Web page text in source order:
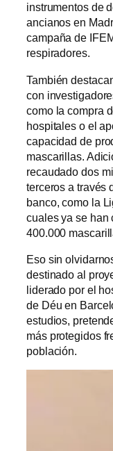
instrumentos de
ancianos en
campaña de
respiradores.
También
con
como la compra
hospitales o el
capacidad de
mascarillas.
recaudado dos
terceros a través
banco, como la
cuales ya se han
400.000
Eso sin
destinado al
liderado por el
de Déu en
estudios,
más protegidos
población.